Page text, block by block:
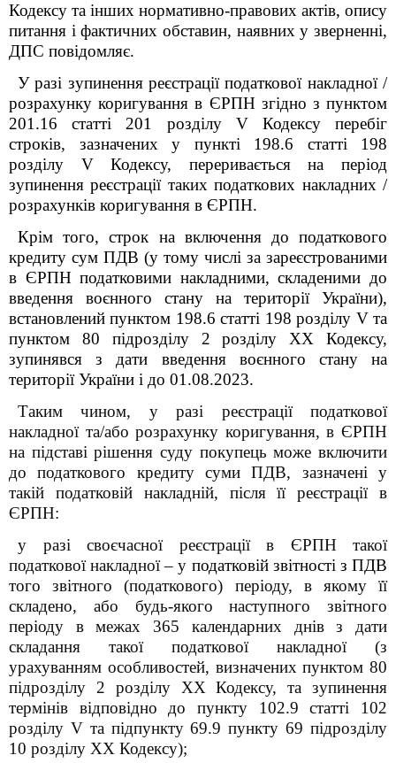
Кодексу та інших нормативно-правових актів, опису
питання і фактичних обставин, наявних у зверненні,
ДПС повідомляє.
У разі зупинення реєстрації податкової накладної /
розрахунку коригування в ЄРПН згідно з пунктом
201.16 статті 201 розділу V Кодексу перебіг
строків, зазначених у пункті 198.6 статті 198
розділу V Кодексу, переривається на період
зупинення реєстрації таких податкових накладних /
розрахунків коригування в ЄРПН.
Крім того, строк на включення до податкового
кредиту сум ПДВ (у тому числі за зареєстрованими
в ЄРПН податковими накладними, складеними до
введення воєнного стану на території України),
встановлений пунктом 198.6 статті 198 розділу V та
пунктом 80 підрозділу 2 розділу XX Кодексу,
зупинявся з дати введення воєнного стану на
території України і до 01.08.2023.
Таким чином, у разі реєстрації податкової
накладної та/або розрахунку коригування, в ЄРПН
на підставі рішення суду покупець може включити
до податкового кредиту суми ПДВ, зазначені у
такій податковій накладній, після її реєстрації в
ЄРПН:
у разі своєчасної реєстрації в ЄРПН такої
податкової накладної – у податковій звітності з ПДВ
того звітного (податкового) періоду, в якому її
складено, або будь-якого наступного звітного
періоду в межах 365 календарних днів з дати
складання такої податкової накладної (з
урахуванням особливостей, визначених пунктом 80
підрозділу 2 розділу XX Кодексу, та зупинення
термінів відповідно до пункту 102.9 статті 102
розділу V та підпункту 69.9 пункту 69 підрозділу
10 розділу XX Кодексу);